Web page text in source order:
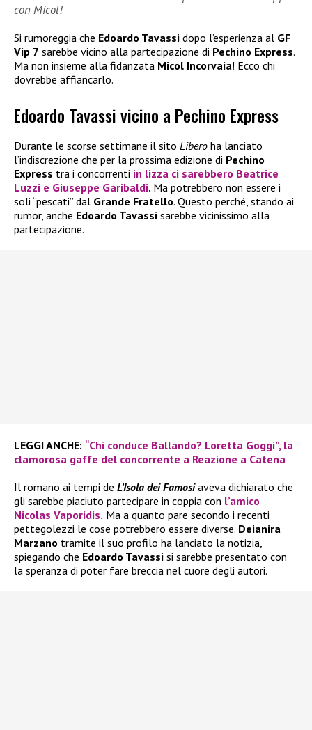
con Micol!
Si rumoreggia che Edoardo Tavassi dopo l’esperienza al GF
Vip 7 sarebbe vicino alla partecipazione di Pechino Express.
Ma non insieme alla fidanzata Micol Incorvaia! Ecco chi
dovrebbe affiancarlo.
Edoardo Tavassi vicino a Pechino Express
Durante le scorse settimane il sito Libero ha lanciato
l’indiscrezione che per la prossima edizione di Pechino
Express tra i concorrenti in lizza ci sarebbero Beatrice
Luzzi e Giuseppe Garibaldi. Ma potrebbero non essere i
soli “pescati” dal Grande Fratello. Questo perché, stando ai
rumor, anche Edoardo Tavassi sarebbe vicinissimo alla
partecipazione.
LEGGI ANCHE: “Chi conduce Ballando? Loretta Goggi”, la
clamorosa gaffe del concorrente a Reazione a Catena
Il romano ai tempi de L’Isola dei Famosiaveva dichiarato che
gli sarebbe piaciuto partecipare in coppia con l’amico
Nicolas Vaporidis. Ma a quanto pare secondo i recenti
pettegolezzi le cose potrebbero essere diverse. Deianira
Marzano tramite il suo profilo ha lanciato la notizia,
spiegando che Edoardo Tavassi si sarebbe presentato con
la speranza di poter fare breccia nel cuore degli autori.